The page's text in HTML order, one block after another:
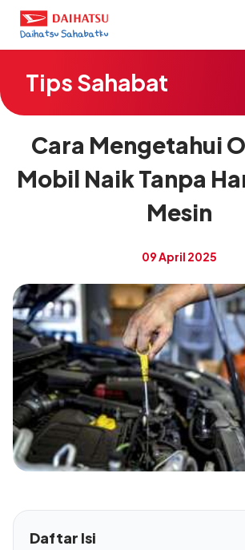
Tips Sahabat
Cara Mengetahui
Mobil Naik Tanpa
Mesin
09 April 2025
Daftar Isi